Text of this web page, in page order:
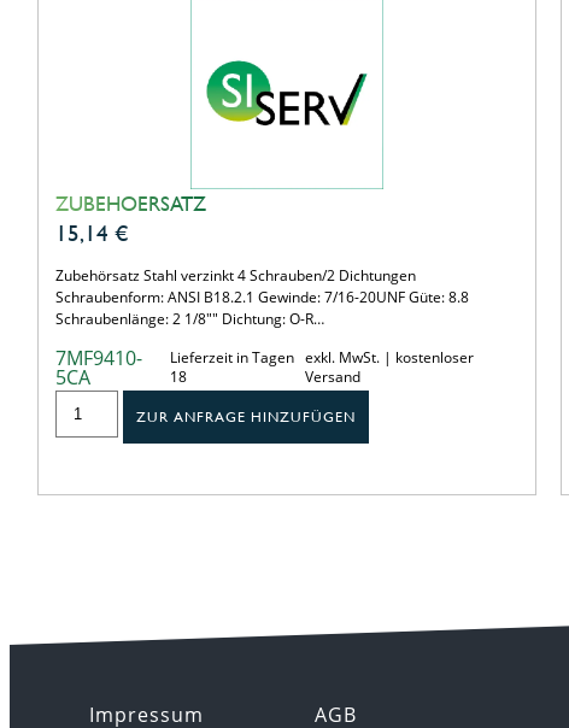
ZUBEHOERSATZ
15,14 €
Zubehörsatz Stahl verzinkt 4 Schrauben/2 Dichtungen
Schraubenform: ANSI B18.2.1 Gewinde: 7/16-20UNF Güte: 8.8
Schraubenlänge: 2 1/8"" Dichtung: O-R…
7MF9410-
5CA
Lieferzeit in Tagen
18
exkl. MwSt. | kostenloser
Versand
ZUR ANFRAGE HINZUFÜGEN
Impressum AGB